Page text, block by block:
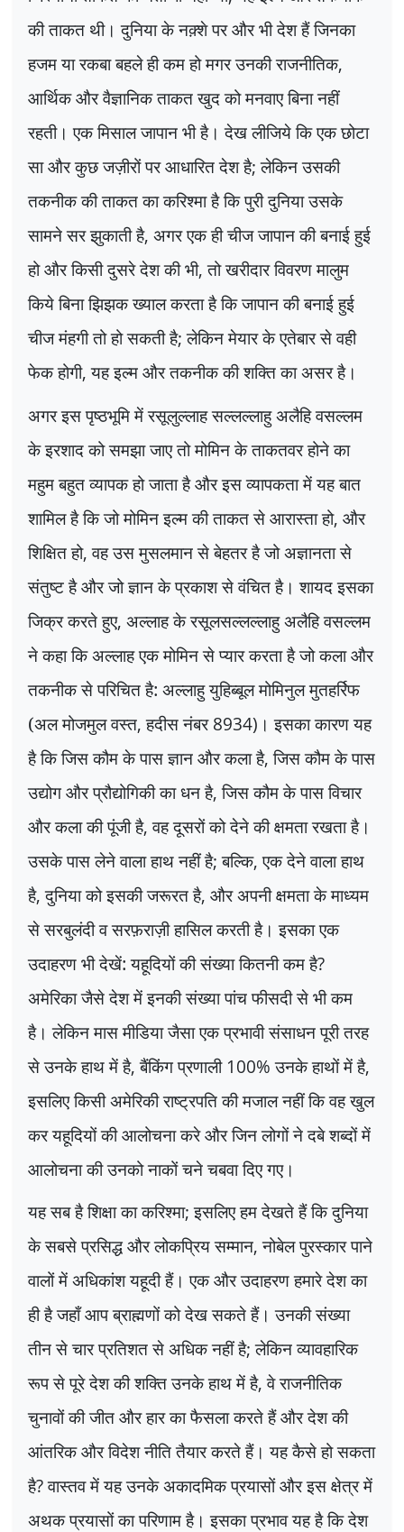
की ताकत थी। दुनिया के नक़्शे पर और भी देश हैं जिनका
हजम या रकबा बहले ही कम हो मगर उनकी राजनीतिक,
आर्थिक और वैज्ञानिक ताकत खुद को मनवाए बिना नहीं
रहती। एक मिसाल जापान भी है। देख लीजिये कि एक छोटा
सा और कुछ जज़ीरों पर आधारित देश है;लेकिन उसकी
तकनीक की ताकत का करिश्मा है कि पुरी दुनिया उसके
सामने सर झुकाती है, अगर एक ही चीज जापान की बनाई हुई
हो और किसी दुसरे देश की भी,तो खरीदार विवरण मालुम
किये बिना झिझक ख्याल करता है कि जापान की बनाई हुई
चीज मंहगी तो हो सकती है;लेकिन मेयार के एतेबार से वही
फेक होगी,यह इल्म और तकनीक की शक्ति का असर है।
अगर इस पृष्ठभूमि में रसूलुल्लाह सल्लल्लाहु अलैहि वसल्लम
के इरशाद को समझा जाए तो मोमिन के ताकतवर होने का
महुम बहुत व्यापक हो जाता है और इस व्यापकता में यह बात
शामिल है कि जो मोमिन इल्म की ताकत से आरास्ता हो, और
शिक्षित हो,वह उस मुसलमान से बेहतर है जो अज्ञानता से
संतुष्ट है और जो ज्ञान के प्रकाश से वंचित है। शायद इसका
जिक्र करते हुए, अल्लाह के रसूलसल्लल्लाहु अलैहि वसल्लम
ने कहा कि अल्लाह एक मोमिन से प्यार करता है जो कला और
तकनीक से परिचित है: अल्लाहु युहिब्बूल मोमिनुल मुतहर्रिफ
(अल मोजमुल वस्त,हदीस नंबर8934) । इसका कारण यह
है कि जिस कौम के पास ज्ञान और कला है,जिस कौम के पास
उद्योग और प्रौद्योगिकी का धन है,जिस कौम के पास विचार
और कला की पूंजी है,वह दूसरों को देने की क्षमता रखता है।
उसके पास लेने वाला हाथ नहीं है;बल्कि,एक देने वाला हाथ
है,दुनिया को इसकी जरूरत है, और अपनी क्षमता के माध्यम
से सरबुलंदी व सरफ़राज़ी हासिल करती है। इसका एक
उदाहरण भी देखें: यहूदियों की संख्या कितनी कम है?
अमेरिका जैसे देश में इनकी संख्या पांच फीसदी से भी कम
है। लेकिन मास मीडिया जैसा एक प्रभावी संसाधन पूरी तरह
से उनके हाथ में है,बैंकिंग प्रणाली 100%उनके हाथों में है,
इसलिए किसी अमेरिकी राष्ट्रपति की मजाल नहीं कि वह खुल
कर यहूदियों की आलोचना करे और जिन लोगों ने दबे शब्दों में
आलोचना की उनको नाकों चने चबवा दिए गए।
यह सब है शिक्षा का करिश्मा;इसलिए हम देखते हैं कि दुनिया
के सबसे प्रसिद्ध और लोकप्रिय सम्मान,नोबेल पुरस्कार पाने
वालों में अधिकांश यहूदी हैं। एक और उदाहरण हमारे देश का
ही है जहाँ आप ब्राह्मणों को देख सकते हैं। उनकी संख्या
तीन से चार प्रतिशत से अधिक नहीं है;लेकिन व्यावहारिक
रूप से पूरे देश की शक्ति उनके हाथ में है,वे राजनीतिक
चुनावों की जीत और हार का फैसला करते हैं और देश की
आंतरिक और विदेश नीति तैयार करते हैं। यह कैसे हो सकता
है?वास्तव में यह उनके अकादमिक प्रयासों और इस क्षेत्र में
अथक प्रयासों का परिणाम है। इसका प्रभाव यह है कि देश